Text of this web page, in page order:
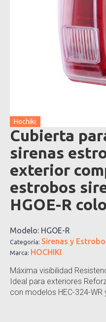
Hochiki
Cubierta
sirenas
exterior
estrobos
HGOE-R
Modelo: HGOE-R
Categoría: Sirenas y
Marca: HOCHIKI
Máxima visibilidad
Ideal para exteriores
con modelos HEC-324-WR